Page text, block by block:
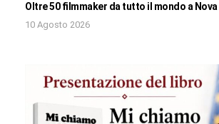
Oltre 50 filmmaker da tutto il mondo a Nova
10 Agosto 2026